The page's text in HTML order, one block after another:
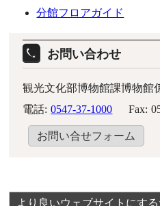
分館フロアガイド
お問い合わせ
観光文化部博物館課博物館
電話: 0547-37-1000 Fax:
お問い合せフォーム
より良いウェブサイトにす